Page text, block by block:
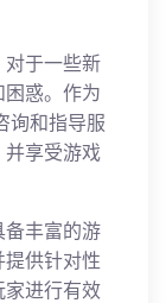
对于一些新
惑。作为
询和指导服
并享受游戏
备丰富的游
供针对性
家进行有效